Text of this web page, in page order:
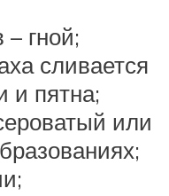
гной;
сливается
и пятна;
или